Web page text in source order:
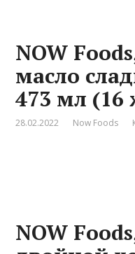
NOW
масло
473 мл
28.02.2022 Now Foods
NOW